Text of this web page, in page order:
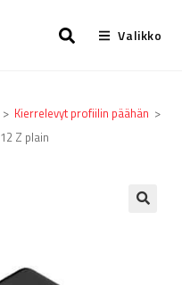
Valikko
> Kierrelevyt profiilin päähän >
Z plain